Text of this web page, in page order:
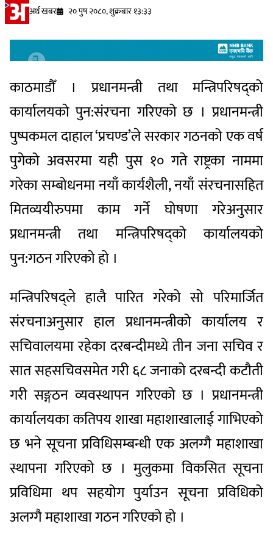
अर्थ खबर २० पुष २०८०, शुक्रबार १३:३३
काठमाडौँ । प्रधानमन्त्री तथा मन्त्रिपरिषद्को
कार्यालयको पुन:संरचना गरिएको छ । प्रधानमन्त्री
पुष्पकमल दाहाल ‘प्रचण्ड’ले सरकार गठनको एक वर्ष
पुगेको अवसरमा यही पुस १० गते राष्ट्रका नाममा
गरेका सम्बोधनमा नयाँ कार्यशैली, नयाँ संरचनासहित
मितव्ययीरुपमा काम गर्ने घोषणा गरेअनुसार
प्रधानमन्त्री तथा मन्त्रिपरिषद्को कार्यालयको
पुन:गठन गरिएको हो ।
मन्त्रिपरिषद्ले हालै पारित गरेको सो परिमार्जित
संरचनाअनुसार हाल प्रधानमन्त्रीको कार्यालय र
सचिवालयमा रहेका दरबन्दीमध्ये तीन जना सचिव र
सात सहसचिवसमेत गरी ६८ जनाको दरबन्दी कटौती
गरी सङ्गठन व्यवस्थापन गरिएको छ । प्रधानमन्त्री
कार्यालयका कतिपय शाखा महाशाखालाई गाभिएको
छ भने सूचना प्रविधिसम्बन्धी एक अलग्गै महाशाखा
स्थापना गरिएको छ । मुलुकमा विकसित सूचना
प्रविधिमा थप सहयोग पुर्याउन सूचना प्रविधिको
अलग्गै महाशाखा गठन गरिएको हो ।